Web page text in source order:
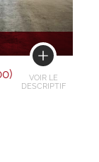
VOIR LE
DESCRIPTIF